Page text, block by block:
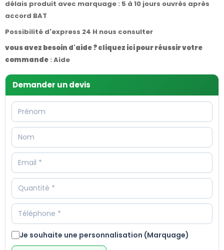
délais produit avec marquage : 5 à 10 jours ouvrés après
accord BAT
Possibilité d'express 24 H nous consulter
vous avez besoin d'aide ? cliquez ici pour réussir votre
commande : Aide
Demander un devis
Je souhaite une personnalisation (Marquage)